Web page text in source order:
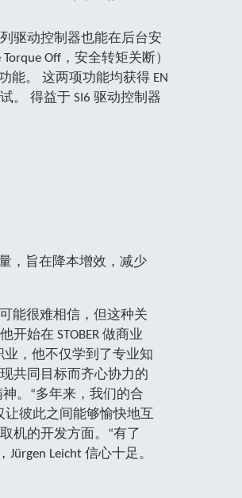
驱动控制器也能在后台安
Off，安全转矩关断）
能。 这两项功能均获得 EN
。 得益于 SI6 驱动控制器
，旨在降本增效，减少
能很难相信，但这种关
开始在 STOBER 做商业
，他不仅学到了专业知
共同目标而齐心协力的
。“多年来，我们的合
让彼此之间能够愉快地互
机的开发方面。“有了
Leicht 信心十足。